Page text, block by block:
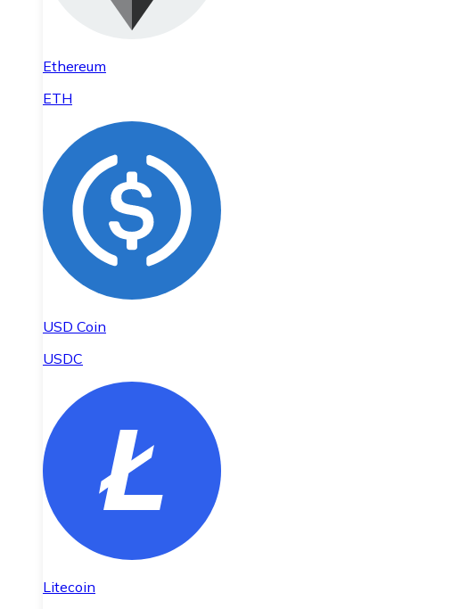
Ethereum
ETH
USD Coin
USDC
Litecoin